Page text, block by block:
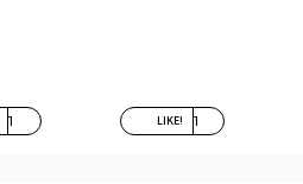
1 LIKE! 1